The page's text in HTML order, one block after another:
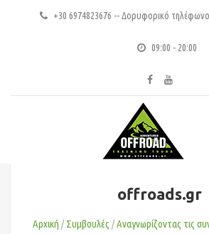
+30 6974823676 -- Δορυφορικό
09:00 - 20:00
offroads.gr
Αρχική Συμβουλές Αναγνωρίζοντας τις